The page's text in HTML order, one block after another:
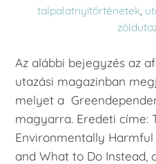
talpalatnyitörténetek,
Az alábbi bejegyzés az
utazási magazinban
melyet a
magyarra. Eredeti címe:
Environmentally
and What to Do Instead,